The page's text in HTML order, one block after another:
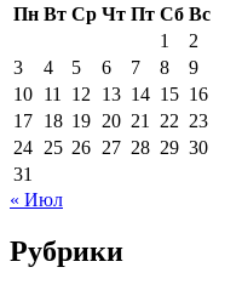
Пн Вт Ср Чт Пт Сб Вс
1
2
3
4 5 6 7 8
9
10 11 12 13 14 15 16
17 18 19 20 21 22 23
24 25 26 27 28 29 30
31
« Июл
Рубрики